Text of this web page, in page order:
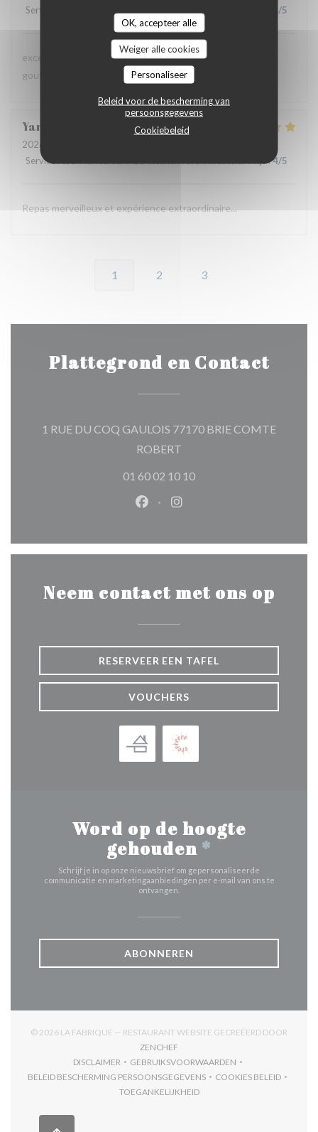
OK, accepteer alle
Weiger alle cookies
Personaliseer
Beleid voor de bescherming van
persoonsgegevens
Cookiebeleid
Service
/5
excellente présentation dans les assiettes et saveur très
gouteuses pour les papilles
Yannick
2026-07-02
Service
:4/5
Repas merveilleux et expérience extraordinaire...
1 2 3
Plattegrond en Contact
1 RUE DU COQ GAULOIS 77170 BRIE COMTE
ROBERT
01 60 02 10 10
Facebook ((opent in een nieuw
Instagram ((opent in een
Neem contact met ons op
RESERVEER EEN TAFEL
VOUCHERS
Word op de hoogte
gehouden *
Schrijf je in op onze nieuwsbrief om gepersonaliseerde
communicatie en marketingaanbiedingen per e-mail van ons te
ontvangen.
ABONNEREN
© 2026 LA FABRIQUE — RESTAURANT WEBSITE GECREËERD DOOR
ZENCHEF
DISCLAIMER
((OPENT IN EEN NIEUW VENSTER))
GEBRUIKSVOORWAARDEN
((OPENT IN EEN NIEUW
BELEID BESCHERMING PERSOONSGEGEVENS
((OPENT IN EEN NIEUW VENSTER))
COOKIES BELEID
((OPENT IN EEN
TOEGANKELIJKHEID
((OPENT IN EEN NIEUW VENSTER))